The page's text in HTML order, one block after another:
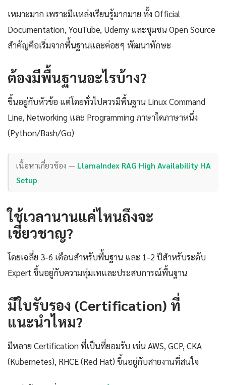
เหมาะมาก เพราะมีแหล่งเรียนรู้มากมาย ทั้ง Official
Documentation, YouTube, Udemy และชุมชน Open Source
สำคัญคือเริ่มจากพื้นฐานและค่อยๆ พัฒนาทักษะ
ต้องมีพื้นฐานอะไรบ้าง?
ขึ้นอยู่กับหัวข้อ แต่โดยทั่วไปควรมีพื้นฐาน Linux Command
Line, Networking และ Programming ภาษาใดภาษาหนึ่ง
(Python/Bash/Go)
เนื้อหาเกี่ยวข้อง — LlamaIndex RAG High Availability HA
Setup
ใช้เวลานานแค่ไหนถึงจะ
เชี่ยวชาญ?
โดยเฉลี่ย 3-6 เดือนสำหรับพื้นฐาน และ 1-2 ปีสำหรับระดับ
Expert ขึ้นอยู่กับความทุ่มเทและประสบการณ์พื้นฐาน
มีใบรับรอง (Certification) ที่
แนะนำไหม?
มีหลาย Certification ที่เป็นที่ยอมรับ เช่น AWS, GCP, CKA
(Kubernetes), RHCE (Red Hat) ขึ้นอยู่กับสายงานที่สนใจ